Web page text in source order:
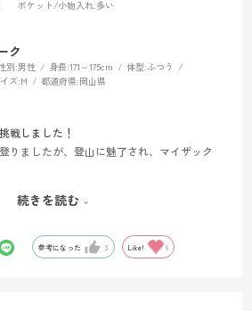
ポケット/小物入れ:多い
ク
別:男性 身長:171～175cm 体型:ふつう
ズ:M 都道府県:岡山県
戦しました！
りましたが、登山に魅了され、マイザック
やすさ、防水性の全てにおいて私のイメー
ちろんサースフェーnxにします！
本の山旅を楽しみたいと思います！
続きを読む
参考になった 3 Like! 6